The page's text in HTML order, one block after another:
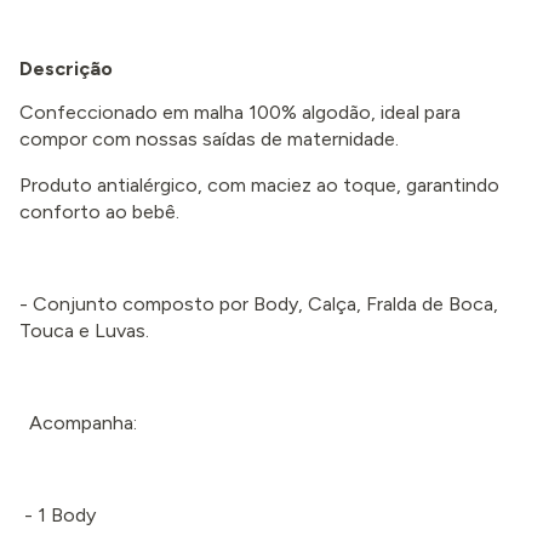
Descrição
Confeccionado em malha 100% algodão, ideal para
compor com nossas saídas de maternidade.
Produto antialérgico, com maciez ao toque, garantindo
conforto ao bebê.
- Conjunto composto por Body, Calça, Fralda de Boca,
Touca e Luvas.
Acompanha:
- 1 Body